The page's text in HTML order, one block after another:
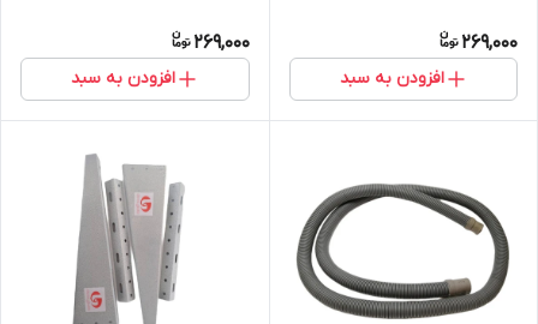
269,000
افزودن به سبد
269,000
افزودن به سبد